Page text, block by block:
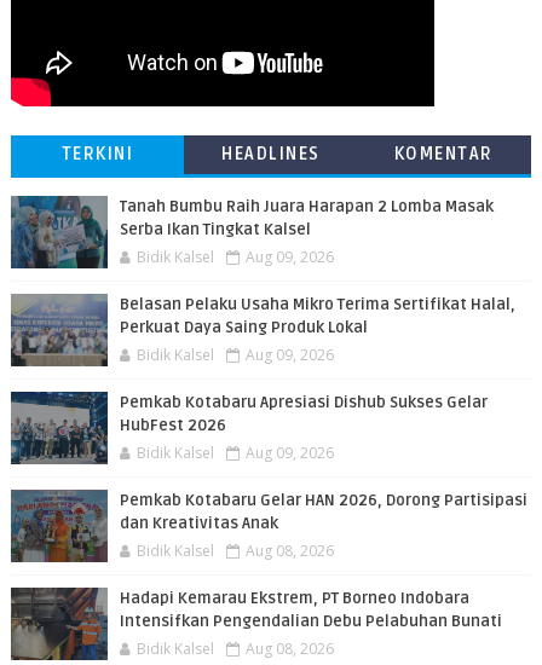
TERKINI HEADLINES KOMENTAR
Tanah Bumbu Raih Juara Harapan 2 Lomba Masak
Serba Ikan Tingkat Kalsel
Bidik Kalsel Aug 09, 2026
Belasan Pelaku Usaha Mikro Terima Sertifikat Halal,
Perkuat Daya Saing Produk Lokal
Bidik Kalsel Aug 09, 2026
Pemkab Kotabaru Apresiasi Dishub Sukses Gelar
HubFest 2026
Bidik Kalsel Aug 09, 2026
Pemkab Kotabaru Gelar HAN 2026, Dorong Partisipasi
dan Kreativitas Anak
Bidik Kalsel Aug 08, 2026
​Hadapi Kemarau Ekstrem, PT Borneo Indobara
Intensifkan Pengendalian Debu Pelabuhan Bunati
Bidik Kalsel Aug 08, 2026